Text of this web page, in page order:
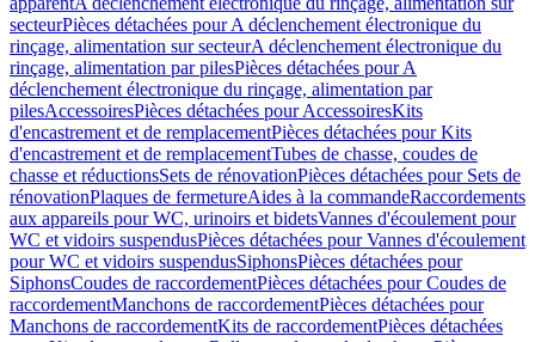
secteurPièces détachées pour A déclenchement électronique du
rinçage, alimentation sur secteurA déclenchement électronique du
rinçage, alimentation par pilesPièces détachées pour A
déclenchement électronique du rinçage, alimentation par
pilesAccessoiresPièces détachées pour AccessoiresKits
d'encastrement et de remplacementPièces détachées pour Kits
d'encastrement et de remplacementTubes de chasse, coudes de
chasse et réductionsSets de rénovationPièces détachées pour Sets de
rénovationPlaques de fermetureAides à la commandeRaccordements
aux appareils pour WC, urinoirs et bidetsVannes d'écoulement pour
WC et vidoirs suspendusPièces détachées pour Vannes d'écoulement
pour WC et vidoirs suspendusSiphonsPièces détachées pour
SiphonsCoudes de raccordementPièces détachées pour Coudes de
raccordementManchons de raccordementPièces détachées pour
Manchons de raccordementKits de raccordementPièces détachées